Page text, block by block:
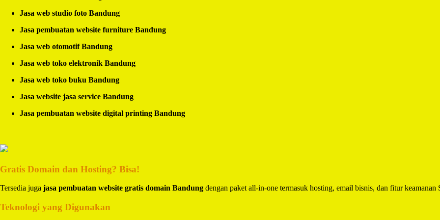
Jasa web studio foto Bandung
Jasa pembuatan website furniture Bandung
Jasa web otomotif Bandung
Jasa web toko elektronik Bandung
Jasa web toko buku Bandung
Jasa website jasa service Bandung
Jasa pembuatan website digital printing Bandung
Gratis Domain dan Hosting? Bisa!
Tersedia juga jasa pembuatan website gratis domain Bandung dengan paket all-in-one termasuk hosting, email bisnis, dan fitur keamanan
Teknologi yang Digunakan